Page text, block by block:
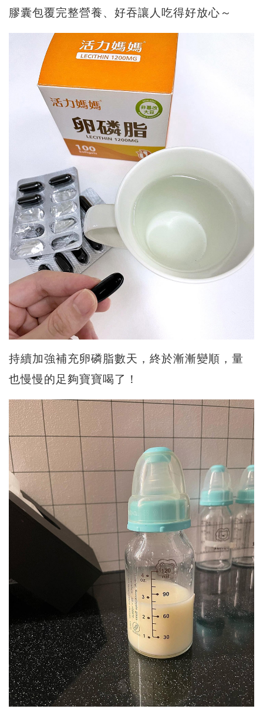
膠囊包覆完整營養、好吞讓人吃得好放心～
持續加強補充卵磷脂數天，終於漸漸變順，量
也慢慢的足夠寶寶喝了！